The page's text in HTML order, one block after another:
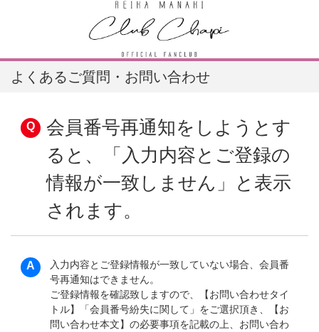
よくあるご質問・お問い合わせ
会員番号再通知をしようとす
ると、「入力内容とご登録の
情報が一致しません」と表示
されます。
入力内容とご登録情報が一致していない場合、会員番
号再通知はできません。
ご登録情報を確認致しますので、【お問い合わせタイ
トル】「会員番号紛失に関して」をご選択頂き、【お
問い合わせ本文】の必要事項を記載の上、お問い合わ